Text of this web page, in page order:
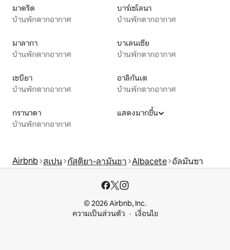
มาดริด
บ้านพักตากอากาศ
บาร์เซโลนา
บ้านพักตากอากาศ
มาลากา
บ้านพักตากอากาศ
บาเลนเซีย
บ้านพักตากอากาศ
เซบียา
บ้านพักตากอากาศ
อาลิกันเต
บ้านพักตากอากาศ
กรานาดา
บ้านพักตากอากาศ
แสดงมากขึ้น
Airbnb สเปน กัสติยา-ลามันชา Albacete อัลมันซา
© 2026 Airbnb, Inc.
ความเป็นส่วนตัว
เงื่อนไข